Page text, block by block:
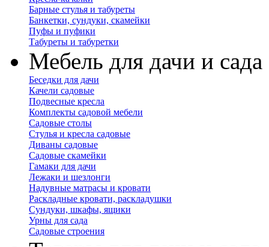
Барные стулья и табуреты
Банкетки, сундуки, скамейки
Пуфы и пуфики
Табуреты и табуретки
Мебель для дачи и сада
Беседки для дачи
Качели садовые
Подвесные кресла
Комплекты садовой мебели
Садовые столы
Стулья и кресла садовые
Диваны садовые
Садовые скамейки
Гамаки для дачи
Лежаки и шезлонги
Надувные матрасы и кровати
Раскладные кровати, раскладушки
Сундуки, шкафы, ящики
Урны для сада
Садовые строения